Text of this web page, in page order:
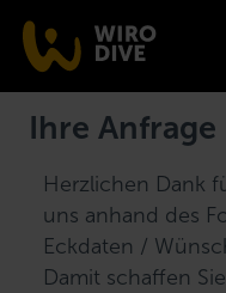
Ihre Anfrage
Herzlichen Dank
uns anhand des
Eckdaten /
Damit schaffen